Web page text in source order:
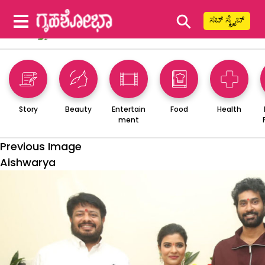
⚲ ಸಬ್ ಸ್ಕ್ರೈಬ್
Story Beauty
Entertain
ment
Food Health
Previous Image
Aishwarya